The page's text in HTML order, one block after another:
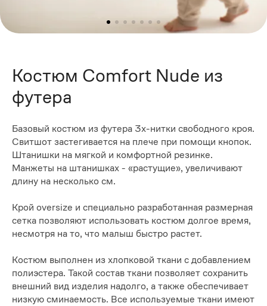
Костюм Comfort Nude из
футера
Базовый костюм из футера 3х-нитки свободного кроя.
Свитшот застегивается на плече при помощи кнопок.
Штанишки на мягкой и комфортной резинке.
Манжеты на штанишках - «растущие», увеличивают
длину на несколько см.
Крой oversize и специально разработанная размерная
сетка позволяют использовать костюм долгое время,
несмотря на то, что малыш быстро растет.
Костюм выполнен из хлопковой ткани с добавлением
полиэстера. Такой состав ткани позволяет сохранить
внешний вид изделия надолго, а также обеспечивает
низкую сминаемость. Все используемые ткани имеют